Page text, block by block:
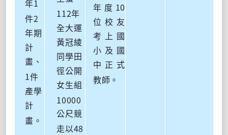
年1
件2
年期
計
畫、
1件
產學
計
畫。
112年
全大運
黃冠綾
同學田
徑公開
女生組
10000
公尺競
走以48
年度 10
位校友
考上國
小及國
中正式
教師。